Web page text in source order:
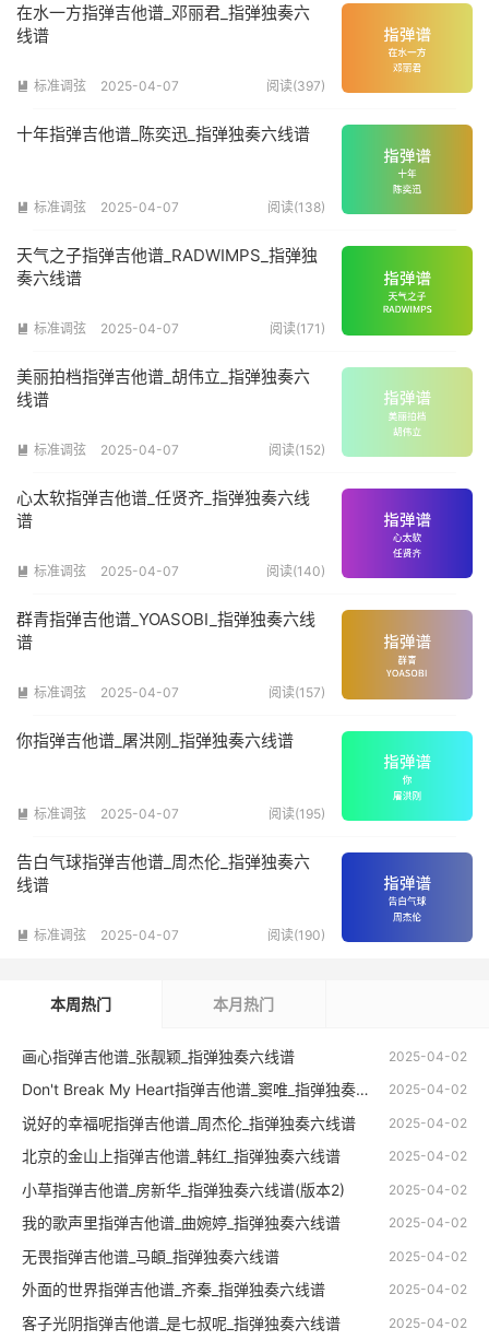
在水一方指弹吉他谱_邓丽君_指弹独奏六
线谱
 标准调弦 2025-04-07 阅读(397)
十年指弹吉他谱_陈奕迅_指弹独奏六线谱
 标准调弦 2025-04-07 阅读(138)
天气之子指弹吉他谱_RADWIMPS_指弹独
奏六线谱
 标准调弦 2025-04-07 阅读(171)
美丽拍档指弹吉他谱_胡伟立_指弹独奏六
线谱
 标准调弦 2025-04-07 阅读(152)
心太软指弹吉他谱_任贤齐_指弹独奏六线
谱
 标准调弦 2025-04-07 阅读(140)
群青指弹吉他谱_YOASOBI_指弹独奏六线
谱
 标准调弦 2025-04-07 阅读(157)
你指弹吉他谱_屠洪刚_指弹独奏六线谱
 标准调弦 2025-04-07 阅读(195)
告白气球指弹吉他谱_周杰伦_指弹独奏六
线谱
 标准调弦 2025-04-07 阅读(190)
本周热门 本月热门
2025-04-02
画心指弹吉他谱_张靓颖_指弹独奏六线谱
2025-04-02
Don't Break My Heart指弹吉他谱_窦唯_指弹独奏六线谱
2025-04-02
说好的幸福呢指弹吉他谱_周杰伦_指弹独奏六线谱
2025-04-02
北京的金山上指弹吉他谱_韩红_指弹独奏六线谱
2025-04-02
小草指弹吉他谱_房新华_指弹独奏六线谱(版本2)
2025-04-02
我的歌声里指弹吉他谱_曲婉婷_指弹独奏六线谱
2025-04-02
无畏指弹吉他谱_马頔_指弹独奏六线谱
2025-04-02
外面的世界指弹吉他谱_齐秦_指弹独奏六线谱
2025-04-02
客子光阴指弹吉他谱_是七叔呢_指弹独奏六线谱